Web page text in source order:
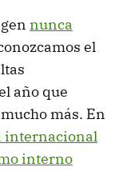
nunca
el
año que
más. En
internacional
interno